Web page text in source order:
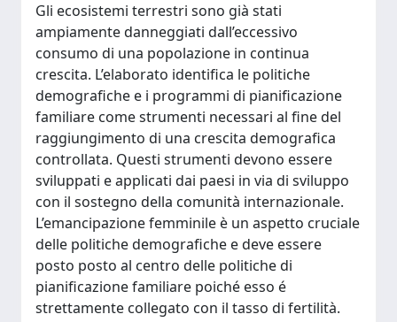
Gli ecosistemi terrestri sono già stati
ampiamente danneggiati dall’eccessivo
consumo di una popolazione in continua
crescita. L’elaborato identifica le politiche
demografiche e i programmi di pianificazione
familiare come strumenti necessari al fine del
raggiungimento di una crescita demografica
controllata. Questi strumenti devono essere
sviluppati e applicati dai paesi in via di sviluppo
con il sostegno della comunità internazionale.
L’emancipazione femminile è un aspetto cruciale
delle politiche demografiche e deve essere
posto posto al centro delle politiche di
pianificazione familiare poiché esso é
strettamente collegato con il tasso di fertilità.